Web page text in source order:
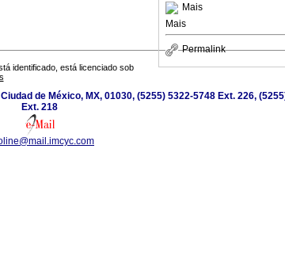
Mais
Mais
Permalink
identificado, está licenciado sob
de México, MX, 01030, (5255) 5322-5748 Ext. 226,
Ext. 218